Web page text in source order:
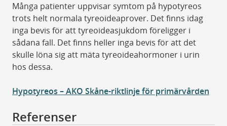
Många patienter uppvisar symtom på hypotyreos
trots helt normala tyreoideaprover. Det finns idag
inga bevis för att tyreoideasjukdom föreligger i
sådana fall. Det finns heller inga bevis för att det
skulle löna sig att mäta tyreoideahormoner i urin
hos dessa.
Hypotyreos – AKO Skåne-riktlinje för primärvården
Referenser